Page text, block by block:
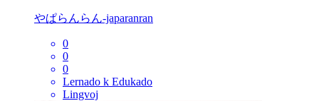
やぱらんらん-japaranran
0
0
0
Lernado k Edukado
Lingvoj